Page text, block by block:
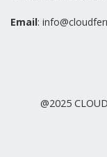
Email:
@2025